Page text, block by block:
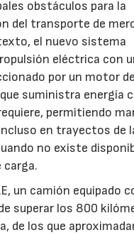
obstáculos para la
del transporte de
el nuevo sistema
eléctrica con
por un motor de
suministra energía
permitiendo
en trayectos de
no existe
carga.
un camión equipado
superar los 800
de los que